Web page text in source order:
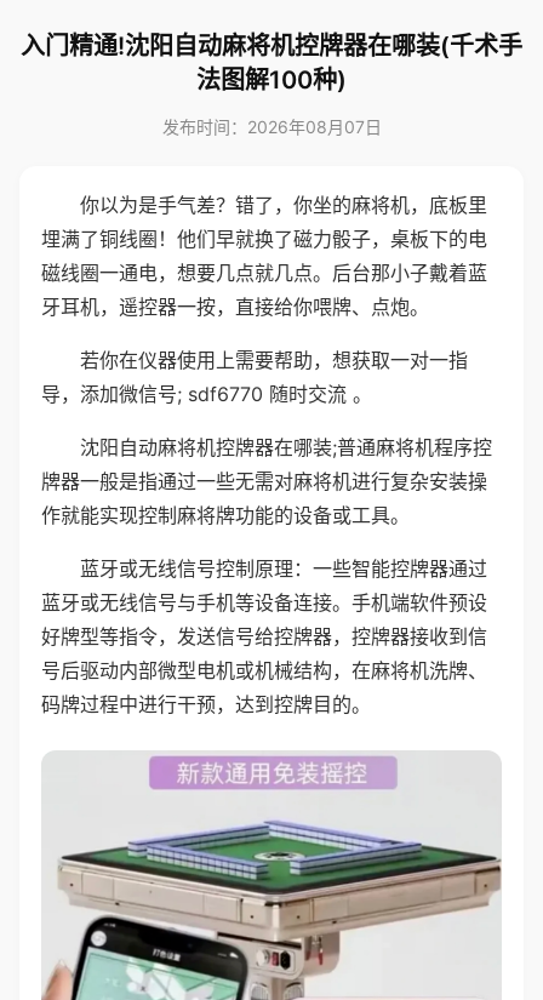
入门精通!沈阳自动麻将机控牌器在哪装(千术手
法图解100种)
发布时间：2026年08月07日
你以为是手气差？错了，你坐的麻将机，底板里
埋满了铜线圈！他们早就换了磁力骰子，桌板下的电
磁线圈一通电，想要几点就几点。后台那小子戴着蓝
牙耳机，遥控器一按，直接给你喂牌、点炮。
若你在仪器使用上需要帮助，想获取一对一指
导，添加微信号; sdf6770 随时交流 。
沈阳自动麻将机控牌器在哪装;普通麻将机程序控
牌器一般是指通过一些无需对麻将机进行复杂安装操
作就能实现控制麻将牌功能的设备或工具。
蓝牙或无线信号控制原理：一些智能控牌器通过
蓝牙或无线信号与手机等设备连接。手机端软件预设
好牌型等指令，发送信号给控牌器，控牌器接收到信
号后驱动内部微型电机或机械结构，在麻将机洗牌、
码牌过程中进行干预，达到控牌目的。